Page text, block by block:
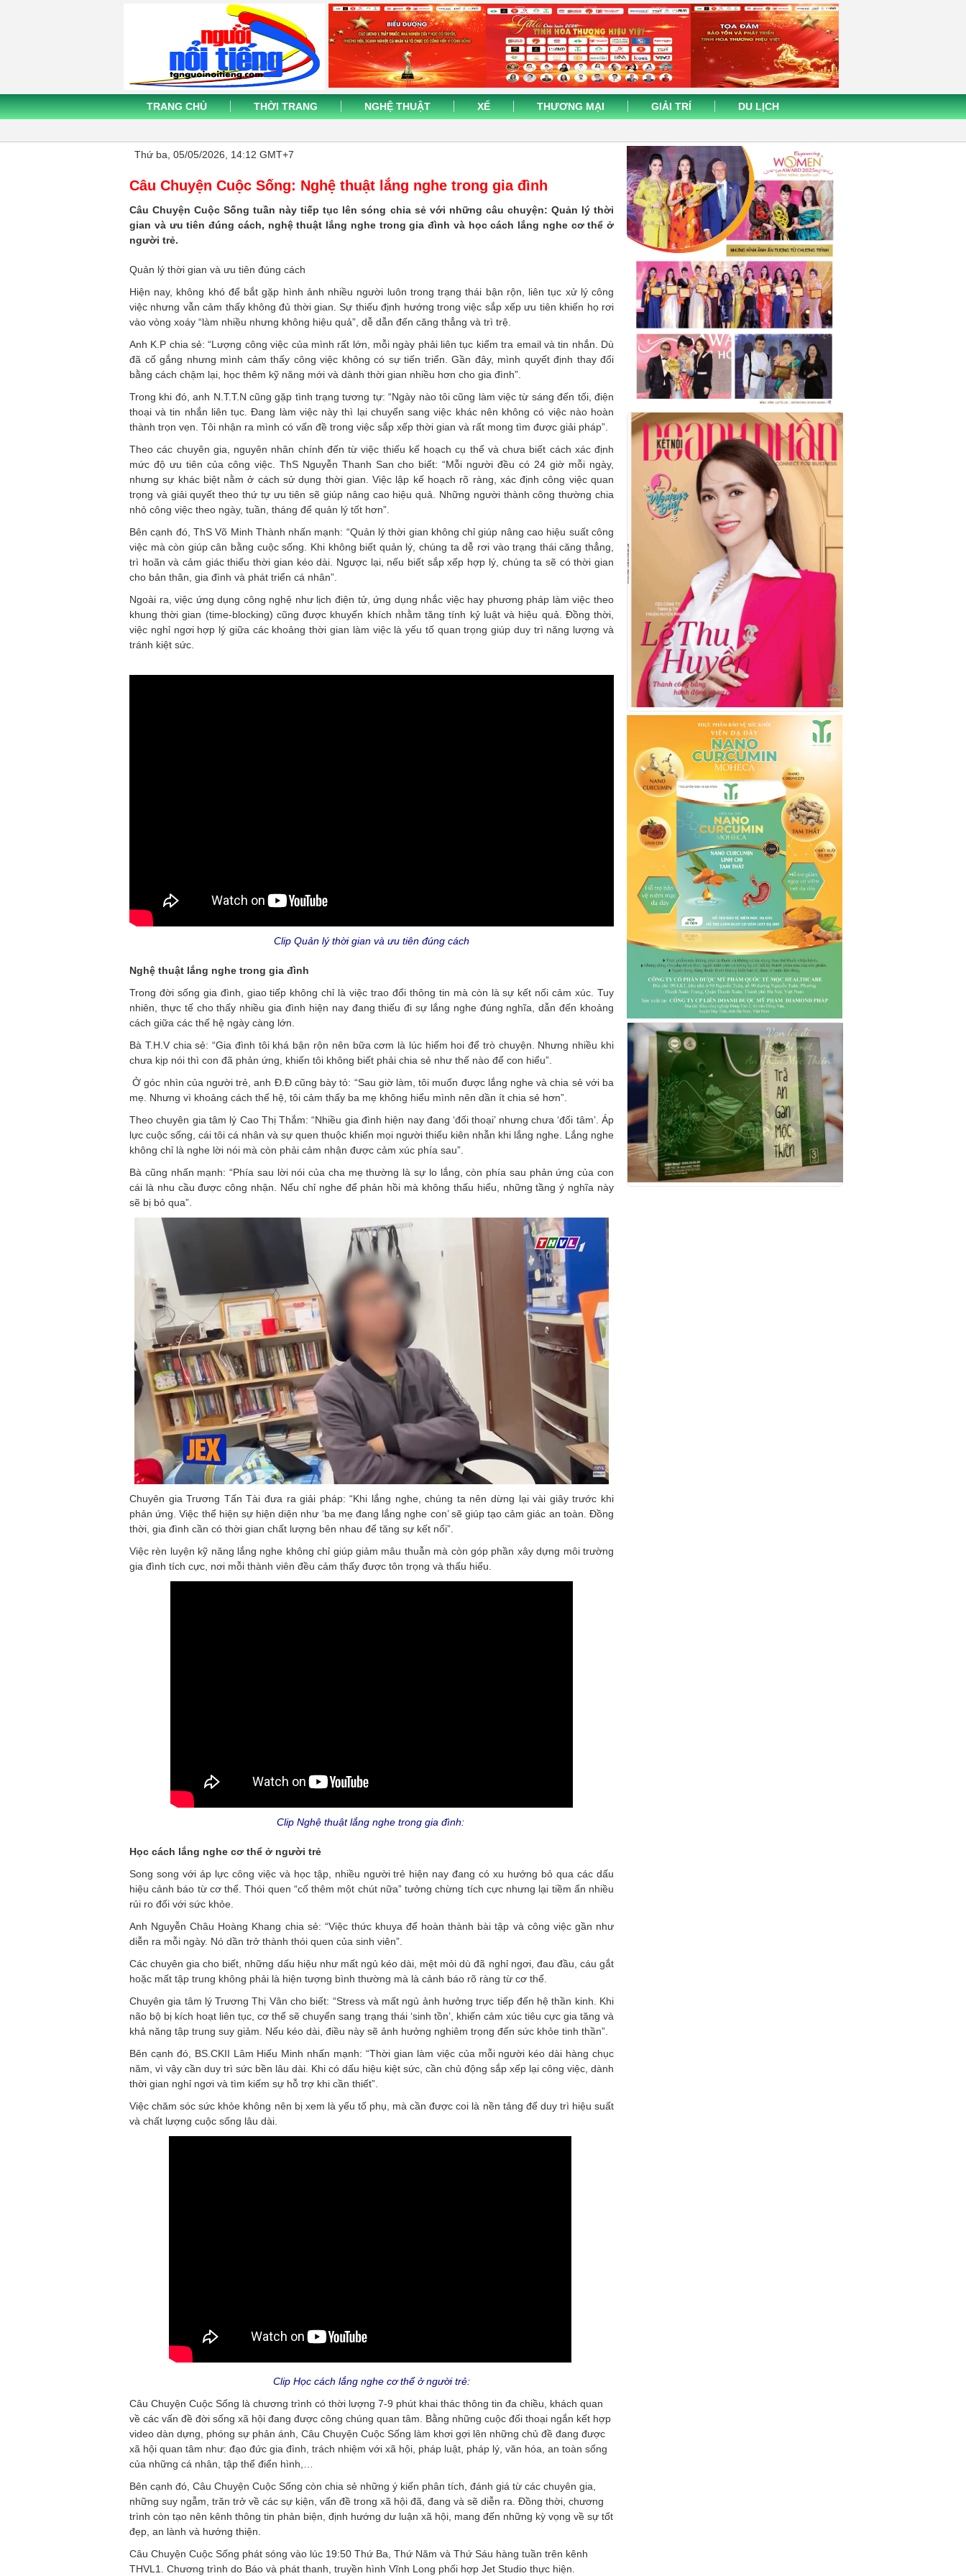
TRANG CHỦ THỜI TRANG NGHỆ THUẬT XẾ THƯƠNG MẠI GIẢI TRÍ DU LỊCH
Thứ ba, 05/05/2026, 14:12 GMT+7
Câu Chuyện Cuộc Sống: Nghệ thuật lắng nghe trong gia đình
Câu Chuyện Cuộc Sống tuần này tiếp tục lên sóng chia sẻ với những câu chuyện: Quản lý thời
gian và ưu tiên đúng cách, nghệ thuật lắng nghe trong gia đình và học cách lắng nghe cơ thể ở
người trẻ.
Quản lý thời gian và ưu tiên đúng cách
Hiện nay, không khó để bắt gặp hình ảnh nhiều người luôn trong trạng thái bận rộn, liên tục xử lý công
việc nhưng vẫn cảm thấy không đủ thời gian. Sự thiếu định hướng trong việc sắp xếp ưu tiên khiến họ rơi
vào vòng xoáy “làm nhiều nhưng không hiệu quả”, dễ dẫn đến căng thẳng và trì trệ.
Anh K.P chia sẻ: “Lượng công việc của mình rất lớn, mỗi ngày phải liên tục kiểm tra email và tin nhắn. Dù
đã cố gắng nhưng mình cảm thấy công việc không có sự tiến triển. Gần đây, mình quyết định thay đổi
bằng cách chậm lại, học thêm kỹ năng mới và dành thời gian nhiều hơn cho gia đình”.
Trong khi đó, anh N.T.T.N cũng gặp tình trạng tương tự: “Ngày nào tôi cũng làm việc từ sáng đến tối, điện
thoại và tin nhắn liên tục. Đang làm việc này thì lại chuyển sang việc khác nên không có việc nào hoàn
thành trọn vẹn. Tôi nhận ra mình có vấn đề trong việc sắp xếp thời gian và rất mong tìm được giải pháp”.
Theo các chuyên gia, nguyên nhân chính đến từ việc thiếu kế hoạch cụ thể và chưa biết cách xác định
mức độ ưu tiên của công việc. ThS Nguyễn Thanh San cho biết: “Mỗi người đều có 24 giờ mỗi ngày,
nhưng sự khác biệt nằm ở cách sử dụng thời gian. Việc lập kế hoạch rõ ràng, xác định công việc quan
trọng và giải quyết theo thứ tự ưu tiên sẽ giúp nâng cao hiệu quả. Những người thành công thường chia
nhỏ công việc theo ngày, tuần, tháng để quản lý tốt hơn”.
Bên cạnh đó, ThS Võ Minh Thành nhấn mạnh: “Quản lý thời gian không chỉ giúp nâng cao hiệu suất công
việc mà còn giúp cân bằng cuộc sống. Khi không biết quản lý, chúng ta dễ rơi vào trạng thái căng thẳng,
trì hoãn và cảm giác thiếu thời gian kéo dài. Ngược lại, nếu biết sắp xếp hợp lý, chúng ta sẽ có thời gian
cho bản thân, gia đình và phát triển cá nhân”.
Ngoài ra, việc ứng dụng công nghệ như lịch điện tử, ứng dụng nhắc việc hay phương pháp làm việc theo
khung thời gian (time-blocking) cũng được khuyến khích nhằm tăng tính kỷ luật và hiệu quả. Đồng thời,
việc nghỉ ngơi hợp lý giữa các khoảng thời gian làm việc là yếu tố quan trọng giúp duy trì năng lượng và
tránh kiệt sức.
Clip Quản lý thời gian và ưu tiên đúng cách
Nghệ thuật lắng nghe trong gia đình
Trong đời sống gia đình, giao tiếp không chỉ là việc trao đổi thông tin mà còn là sự kết nối cảm xúc. Tuy
nhiên, thực tế cho thấy nhiều gia đình hiện nay đang thiếu đi sự lắng nghe đúng nghĩa, dẫn đến khoảng
cách giữa các thế hệ ngày càng lớn.
Bà T.H.V chia sẻ: “Gia đình tôi khá bận rộn nên bữa cơm là lúc hiếm hoi để trò chuyện. Nhưng nhiều khi
chưa kịp nói thì con đã phản ứng, khiến tôi không biết phải chia sẻ như thế nào để con hiểu”.
Ở góc nhìn của người trẻ, anh Đ.Đ cũng bày tỏ: “Sau giờ làm, tôi muốn được lắng nghe và chia sẻ với ba
mẹ. Nhưng vì khoảng cách thế hệ, tôi cảm thấy ba mẹ không hiểu mình nên dần ít chia sẻ hơn”.
Theo chuyên gia tâm lý Cao Thị Thắm: “Nhiều gia đình hiện nay đang ‘đối thoại’ nhưng chưa ‘đối tâm’. Áp
lực cuộc sống, cái tôi cá nhân và sự quen thuộc khiến mọi người thiếu kiên nhẫn khi lắng nghe. Lắng nghe
không chỉ là nghe lời nói mà còn phải cảm nhận được cảm xúc phía sau”.
Bà cũng nhấn mạnh: “Phía sau lời nói của cha mẹ thường là sự lo lắng, còn phía sau phản ứng của con
cái là nhu cầu được công nhận. Nếu chỉ nghe để phản hồi mà không thấu hiểu, những tầng ý nghĩa này
sẽ bị bỏ qua”.
Chuyên gia Trương Tấn Tài đưa ra giải pháp: “Khi lắng nghe, chúng ta nên dừng lại vài giây trước khi
phản ứng. Việc thể hiện sự hiện diện như ‘ba mẹ đang lắng nghe con’ sẽ giúp tạo cảm giác an toàn. Đồng
thời, gia đình cần có thời gian chất lượng bên nhau để tăng sự kết nối”.
Việc rèn luyện kỹ năng lắng nghe không chỉ giúp giảm mâu thuẫn mà còn góp phần xây dựng môi trường
gia đình tích cực, nơi mỗi thành viên đều cảm thấy được tôn trọng và thấu hiểu.
Clip Nghệ thuật lắng nghe trong gia đình:
Học cách lắng nghe cơ thể ở người trẻ
Song song với áp lực công việc và học tập, nhiều người trẻ hiện nay đang có xu hướng bỏ qua các dấu
hiệu cảnh báo từ cơ thể. Thói quen “cố thêm một chút nữa” tưởng chừng tích cực nhưng lại tiềm ẩn nhiều
rủi ro đối với sức khỏe.
Anh Nguyễn Châu Hoàng Khang chia sẻ: “Việc thức khuya để hoàn thành bài tập và công việc gần như
diễn ra mỗi ngày. Nó dần trở thành thói quen của sinh viên”.
Các chuyên gia cho biết, những dấu hiệu như mất ngủ kéo dài, mệt mỏi dù đã nghỉ ngơi, đau đầu, cáu gắt
hoặc mất tập trung không phải là hiện tượng bình thường mà là cảnh báo rõ ràng từ cơ thể.
Chuyên gia tâm lý Trương Thị Vân cho biết: “Stress và mất ngủ ảnh hưởng trực tiếp đến hệ thần kinh. Khi
não bộ bị kích hoạt liên tục, cơ thể sẽ chuyển sang trạng thái ‘sinh tồn’, khiến cảm xúc tiêu cực gia tăng và
khả năng tập trung suy giảm. Nếu kéo dài, điều này sẽ ảnh hưởng nghiêm trọng đến sức khỏe tinh thần”.
Bên cạnh đó, BS.CKII Lâm Hiếu Minh nhấn mạnh: “Thời gian làm việc của mỗi người kéo dài hàng chục
năm, vì vậy cần duy trì sức bền lâu dài. Khi có dấu hiệu kiệt sức, cần chủ động sắp xếp lại công việc, dành
thời gian nghỉ ngơi và tìm kiếm sự hỗ trợ khi cần thiết”.
Việc chăm sóc sức khỏe không nên bị xem là yếu tố phụ, mà cần được coi là nền tảng để duy trì hiệu suất
và chất lượng cuộc sống lâu dài.
Clip Học cách lắng nghe cơ thể ở người trẻ:
Câu Chuyện Cuộc Sống là chương trình có thời lượng 7-9 phút khai thác thông tin đa chiều, khách quan
về các vấn đề đời sống xã hội đang được công chúng quan tâm. Bằng những cuộc đối thoại ngắn kết hợp
video dàn dựng, phóng sự phản ánh, Câu Chuyện Cuộc Sống làm khơi gợi lên những chủ đề đang được
xã hội quan tâm như: đạo đức gia đình, trách nhiệm với xã hội, pháp luật, pháp lý, văn hóa, an toàn sống
của những cá nhân, tập thể điển hình,…
Bên cạnh đó, Câu Chuyện Cuộc Sống còn chia sẻ những ý kiến phân tích, đánh giá từ các chuyên gia,
những suy ngẫm, trăn trở về các sự kiện, vấn đề trong xã hội đã, đang và sẽ diễn ra. Đồng thời, chương
trình còn tạo nên kênh thông tin phản biện, định hướng dư luận xã hội, mang đến những kỳ vọng về sự tốt
đẹp, an lành và hướng thiện.
Câu Chuyện Cuộc Sống phát sóng vào lúc 19:50 Thứ Ba, Thứ Năm và Thứ Sáu hàng tuần trên kênh
THVL1. Chương trình do Báo và phát thanh, truyền hình Vĩnh Long phối hợp Jet Studio thực hiện.